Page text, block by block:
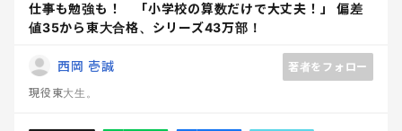
仕事も勉強も！ 「小学校の算数だけで大丈夫！」 偏差
値35から東大合格、シリーズ43万部！
西岡 壱誠
著者をフォロー
現役東大生。